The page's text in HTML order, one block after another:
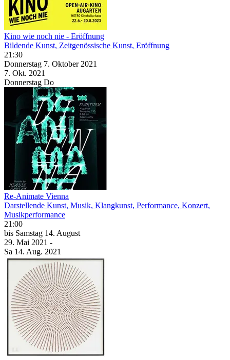
Kino wie noch nie - Eröffnung
Bildende Kunst, Zeitgenössische Kunst, Eröffnung
21:30
Donnerstag 7. Oktober 2021
7. Okt. 2021
Donnerstag Do
Re-Animate Vienna
Darstellende Kunst, Musik, Klangkunst, Performance, Konzert,
Musikperformance
21:00
bis Samstag 14. August
29. Mai 2021 -
Sa 14. Aug. 2021